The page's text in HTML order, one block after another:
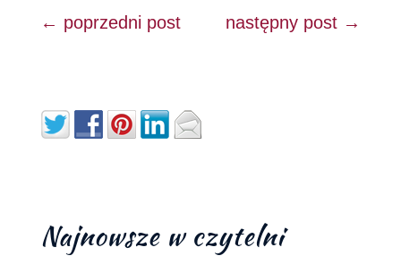
← poprzedni post następny post →
Najnowsze w czytelni